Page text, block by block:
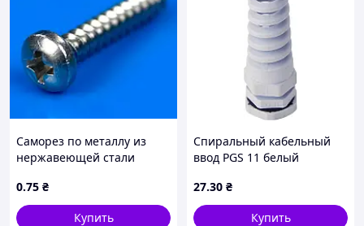
Саморез по металлу из
нержавеющей стали
шляпка) DIN 7981
0.75 ₴
Купить
Спиральный кабельный
ввод PGS 11 белый
27.30 ₴
Купить